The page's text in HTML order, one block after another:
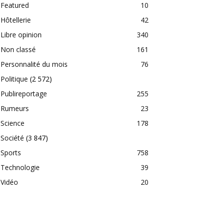
Featured
10
Hôtellerie
42
Libre opinion
340
Non classé
161
Personnalité du mois
76
Politique (2 572)
Publireportage
255
Rumeurs
23
Science
178
Société (3 847)
Sports
758
Technologie
39
Vidéo
20